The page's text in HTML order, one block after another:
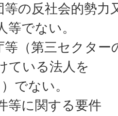
の反社会的勢力
でない。
（第三セクター
ている法人を
ない。
に関する要件